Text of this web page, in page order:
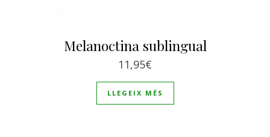
Melanoctina sublingual
11,95€
LLEGEIX MÉS